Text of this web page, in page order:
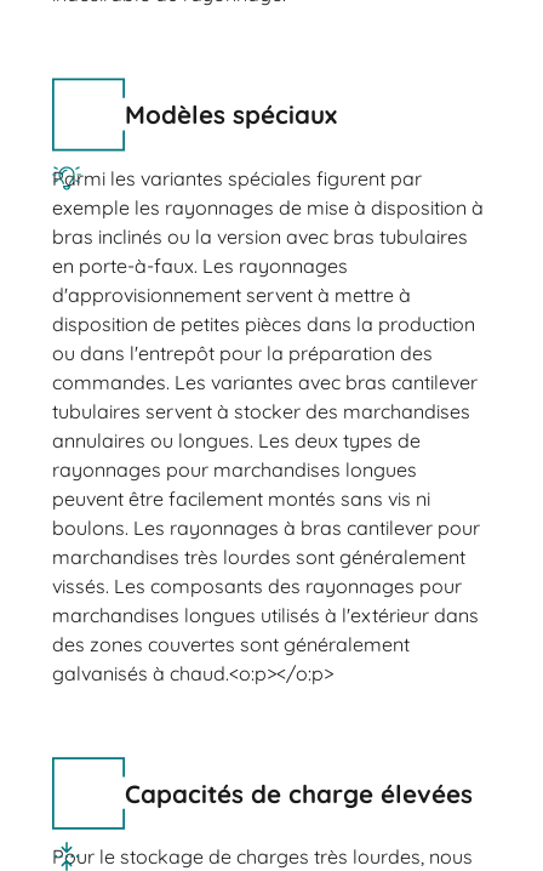
Modèles spéciaux
Parmi les variantes spéciales figurent par
exemple les rayonnages de mise à disposition à
bras inclinés ou la version avec bras tubulaires
en porte-à-faux. Les rayonnages
d'approvisionnement servent à mettre à
disposition de petites pièces dans la production
ou dans l'entrepôt pour la préparation des
commandes. Les variantes avec bras cantilever
tubulaires servent à stocker des marchandises
annulaires ou longues. Les deux types de
rayonnages pour marchandises longues
peuvent être facilement montés sans vis ni
boulons. Les rayonnages à bras cantilever pour
marchandises très lourdes sont généralement
vissés. Les composants des rayonnages pour
marchandises longues utilisés à l'extérieur dans
des zones couvertes sont généralement
galvanisés à chaud.<o:p></o:p>
Capacités de charge élevées
Pour le stockage de charges très lourdes, nous